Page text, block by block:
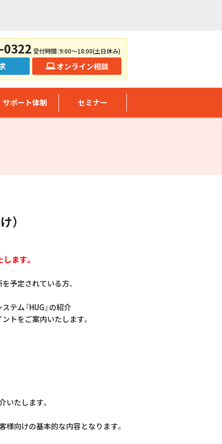
受付時間：9:00～18:00(土日休み)
オンライン相談
サポート体制 セミナー
）
ます。
予定されている方、
テム『HUG』の紹介
トをご案内いたします。
いたします。
向けの基本的な内容となります。